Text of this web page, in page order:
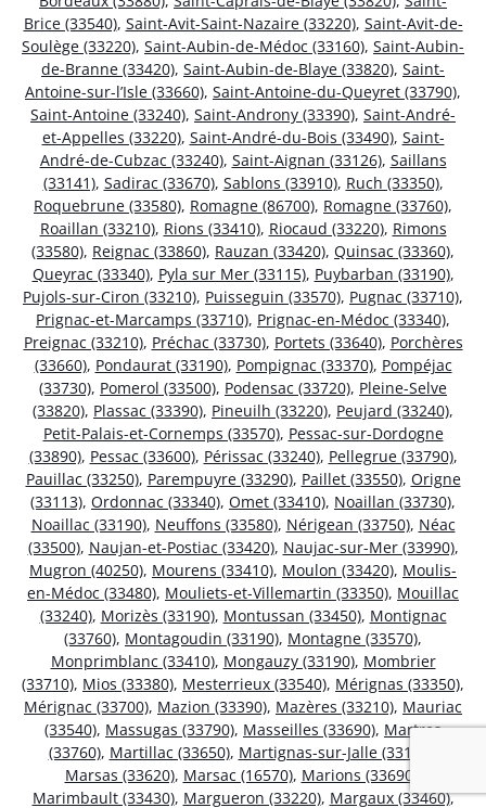
Brice (33540), Saint-Avit-Saint-Nazaire (33220), Saint-Avit-de-
Soulège (33220), Saint-Aubin-de-Médoc (33160), Saint-Aubin-
de-Branne (33420), Saint-Aubin-de-Blaye (33820), Saint-
Antoine-sur-l’Isle (33660), Saint-Antoine-du-Queyret (33790),
Saint-Antoine (33240), Saint-Androny (33390), Saint-André-
et-Appelles (33220), Saint-André-du-Bois (33490), Saint-
André-de-Cubzac (33240), Saint-Aignan (33126), Saillans
(33141), Sadirac (33670), Sablons (33910), Ruch (33350),
Roquebrune (33580), Romagne (86700), Romagne (33760),
Roaillan (33210), Rions (33410), Riocaud (33220), Rimons
(33580), Reignac (33860), Rauzan (33420), Quinsac (33360),
Queyrac (33340), Pyla sur Mer (33115), Puybarban (33190),
Pujols-sur-Ciron (33210), Puisseguin (33570), Pugnac (33710),
Prignac-et-Marcamps (33710), Prignac-en-Médoc (33340),
Preignac (33210), Préchac (33730), Portets (33640), Porchères
(33660), Pondaurat (33190), Pompignac (33370), Pompéjac
(33730), Pomerol (33500), Podensac (33720), Pleine-Selve
(33820), Plassac (33390), Pineuilh (33220), Peujard (33240),
Petit-Palais-et-Cornemps (33570), Pessac-sur-Dordogne
(33890), Pessac (33600), Périssac (33240), Pellegrue (33790),
Pauillac (33250), Parempuyre (33290), Paillet (33550), Origne
(33113), Ordonnac (33340), Omet (33410), Noaillan (33730),
Noaillac (33190), Neuffons (33580), Nérigean (33750), Néac
(33500), Naujan-et-Postiac (33420), Naujac-sur-Mer (33990),
Mugron (40250), Mourens (33410), Moulon (33420), Moulis-
en-Médoc (33480), Mouliets-et-Villemartin (33350), Mouillac
(33240), Morizès (33190), Montussan (33450), Montignac
(33760), Montagoudin (33190), Montagne (33570),
Monprimblanc (33410), Mongauzy (33190), Mombrier
(33710), Mios (33380), Mesterrieux (33540), Mérignas (33350),
Mérignac (33700), Mazion (33390), Mazères (33210), Mauriac
(33540), Massugas (33790), Masseilles (33690), Martres
(33760), Martillac (33650), Martignas-sur-Jalle (33127)
Marsas (33620), Marsac (16570), Marions (33690)
Marimbault (33430), Margueron (33220), Margaux (33460),